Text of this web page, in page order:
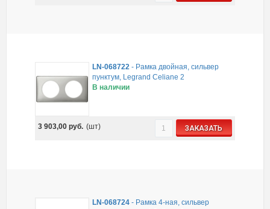
LN-068722 - Рамка двойная, сильвер
пунктум, Legrand Celiane 2
В наличии
3 903,00руб. (шт) ЗАКАЗАТЬ
LN-068724 - Рамка 4-ная, сильвер